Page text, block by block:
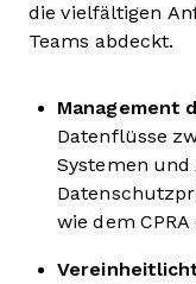
die vielfältigen
Teams abdeckt.
Management
Datenflüsse
Systemen
wie dem